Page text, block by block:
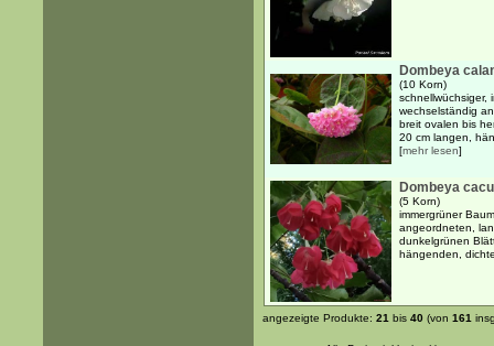
Dombeya
(10 Korn)
schnellwüchsiger,
wechselständig
breit ovalen bis
20 cm langen,
[mehr lesen]
Dombeya
(5 Korn)
immergrüner
angeordneten,
dunkelgrünen
hängenden,
angezeigte Produkte: 21 bis 40 (von 161